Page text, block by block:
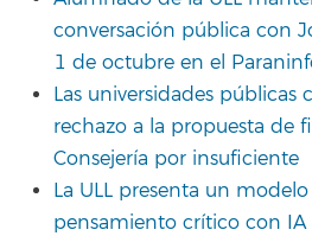
conversación pública con
1 de octubre en el
Las universidades públicas
rechazo a la propuesta de
Consejería por insuficiente
La ULL presenta un
pensamiento crítico con IA